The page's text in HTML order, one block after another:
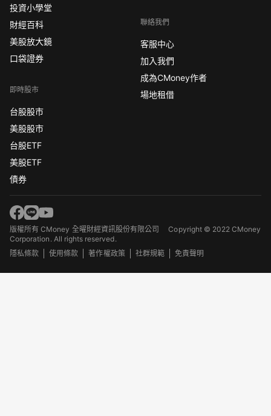
投資小學堂
財經百科
美股放大鏡
口袋證券
即時股市
台股股市
美股股市
台股ETF
美股ETF
債券
聯絡我們
客服中心
加入我們
成為CMoney作者
場地租借
版權所有 CMoney 全曜財經資訊股份有限公司Copyright © 2022 CMoney
Corporation. All rights reserved.
隱私條款
使用條款 著作權政策 社群規範 免責聲明